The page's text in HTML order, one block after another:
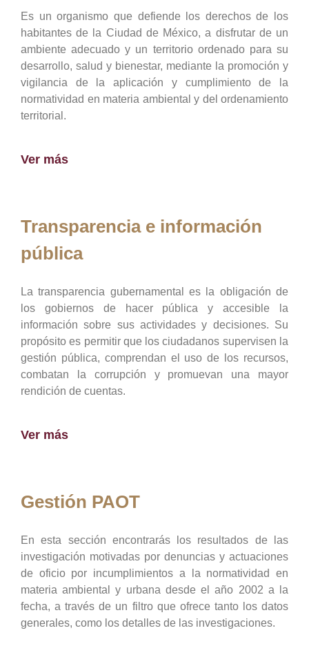
Es un organismo que defiende los derechos de los
habitantes de la Ciudad de México, a disfrutar de un
ambiente adecuado y un territorio ordenado para su
desarrollo, salud y bienestar, mediante la promoción y
vigilancia de la aplicación y cumplimiento de la
normatividad en materia ambiental y del ordenamiento
territorial.
Ver más
Transparencia e información
pública
La transparencia gubernamental es la obligación de
los gobiernos de hacer pública y accesible la
información sobre sus actividades y decisiones. Su
propósito es permitir que los ciudadanos supervisen la
gestión pública, comprendan el uso de los recursos,
combatan la corrupción y promuevan una mayor
rendición de cuentas.
Ver más
Gestión PAOT
En esta sección encontrarás los resultados de las
investigación motivadas por denuncias y actuaciones
de oficio por incumplimientos a la normatividad en
materia ambiental y urbana desde el año 2002 a la
fecha, a través de un filtro que ofrece tanto los datos
generales, como los detalles de las investigaciones.